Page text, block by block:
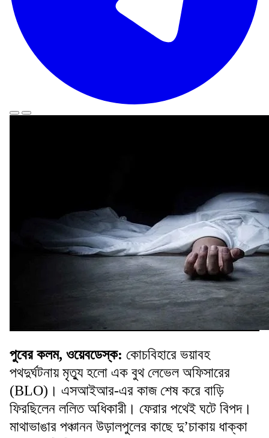
পুবের কলম, ওয়েবডেস্ক: কোচবিহারে ভয়াবহ
পথদুর্ঘটনায় মৃত্যু হলো এক বুথ লেভেল অফিসারের
(BLO)। এসআইআর-এর কাজ শেষ করে বাড়ি
ফিরছিলেন ললিত অধিকারী। ফেরার পথেই ঘটে বিপদ।
মাথাভাঙার পঞ্চানন উড়ালপুলের কাছে দু’চাকায় ধাক্কা